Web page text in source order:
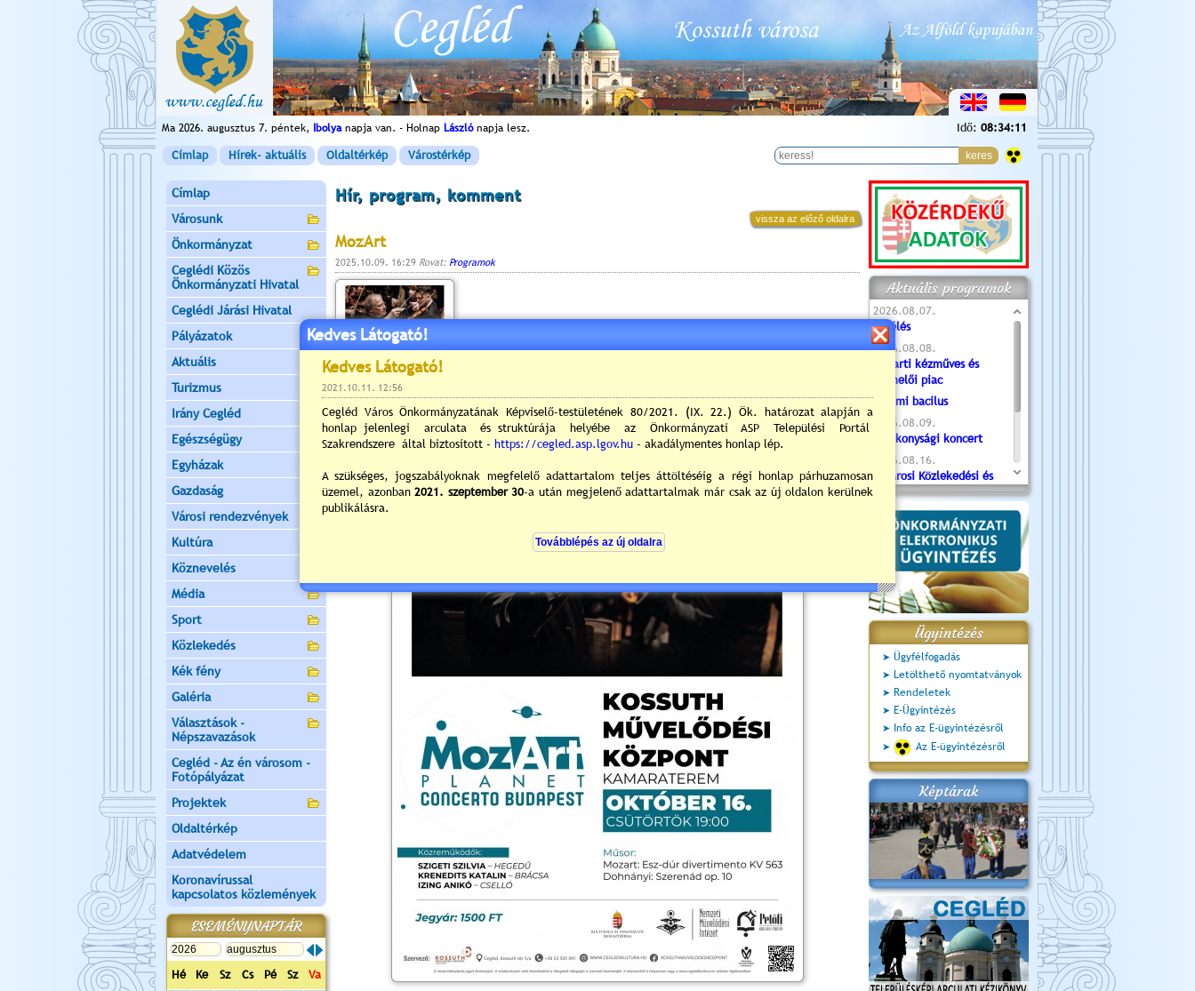
Ma 2026. augusztus 7. péntek, Ibolyanapja van. - Holnap Lászlónapja lesz. Idő: 08:34:12
Címlap Hírek- aktuális Oldaltérkép Várostérkép
Címlap
Városunk
Önkormányzat
Ceglédi Közös
Önkormányzati Hivatal
Ceglédi Járási Hivatal
Pályázatok
Aktuális
Turizmus
Irány Cegléd
Egészségügy
Egyházak
Gazdaság
Városi rendezvények
Kultúra
Köznevelés
Média
Sport
Közlekedés
Kék fény
Galéria
Választások -
Népszavazások
Cegléd - Az én városom -
Fotópályázat
Projektek
Oldaltérkép
Adatvédelem
Koronavírussal
kapcsolatos közlemények
ESEMÉNYNAPTÁR
Hé Ke Sz Cs Pé Sz
Va
Hír, program, komment
vissza az előző oldalra
MozArt
2025.10.09. 16:29 Rovat: Programok
Aktuális programok
2026.08.07.
Túlélés
2026.08.08.
Tóparti kézműves és
termelői piac
Valami bacilus
2026.08.09.
Jótékonysági koncert
2026.08.16.
Újvárosi Közlekedési és
Sportnap
2026.08.19.
Ceglédi fotóklub kiállítás
2026.08.20.
Szent István Ünnepe
Ügyintézés
Ügyfélfogadás
Letölthető nyomtatványok
Rendeletek
E-Ügyintézés
Info az E-ügyintézésről
Az E-ügyintézésről
Képtárak
Kedves Látogató!